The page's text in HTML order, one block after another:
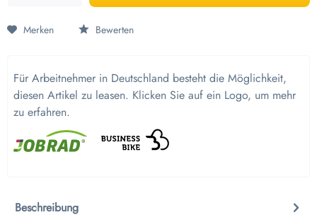
Merken Bewerten
Für Arbeitnehmer in Deutschland besteht die Möglichkeit,
diesen Artikel zu leasen. Klicken Sie auf ein Logo, um mehr
zu erfahren.
Beschreibung